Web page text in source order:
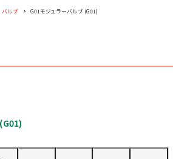
バルブ G01モジュラーバルブ (G01)